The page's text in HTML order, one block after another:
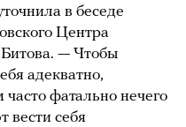
в беседе
Центра
— Чтобы
адекватно,
фатально нечего
вести себя